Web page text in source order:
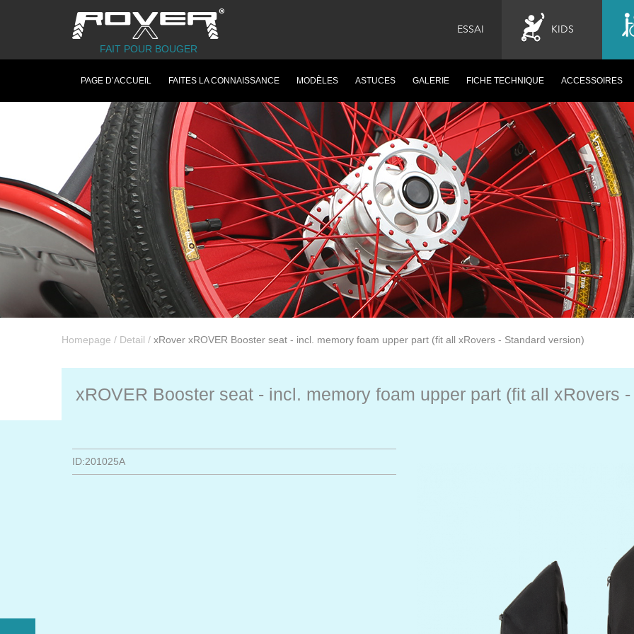
FAIT POUR BOUGER
ESSAI KIDS
PAGE D’ACCUEIL FAITES LA CONNAISSANCE MODÈLES ASTUCES GALERIE FICHE TECHNIQUE ACCESSOIRES
Homepage / Detail / xRover xROVER Booster seat - incl. memory foam upper part (fit all xRovers - Standard version)
xROVER Booster seat - incl. memory foam upper part (fit all xRovers
ID:201025A